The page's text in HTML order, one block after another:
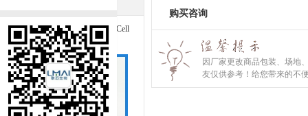
购买咨询
因厂家更改商品包装、场地
友仅供参考！给您带来的不
Stbl2 Electroporation-Competent Cell
LM80021DL